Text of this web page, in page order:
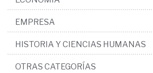
EMPRESA
HISTORIA Y CIENCIAS HUMANAS
OTRAS CATEGORÍAS